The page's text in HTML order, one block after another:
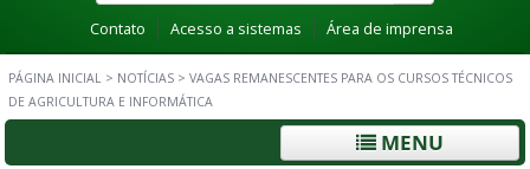
Contato Acesso a sistemas Área de imprensa
PÁGINA INICIAL > NOTÍCIAS > VAGAS REMANESCENTES PARA OS CURSOS TÉCNICOS
DE AGRICULTURA E INFORMÁTICA
MENU